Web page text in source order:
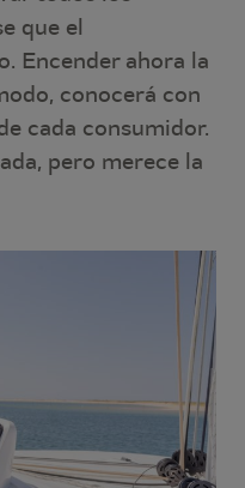
que el
Encender ahora la
conocerá con
cada consumidor.
pero merece la